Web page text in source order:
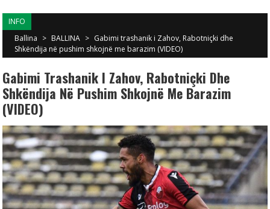
INFO
Ballina > BALLINA > Gabimi trashanik i Zahov, Rabotniçki dhe
Shkëndija në pushim shkojnë me barazim (VIDEO)
Gabimi Trashanik I Zahov, Rabotniçki Dhe
Shkëndija Në Pushim Shkojnë Me Barazim
(VIDEO)